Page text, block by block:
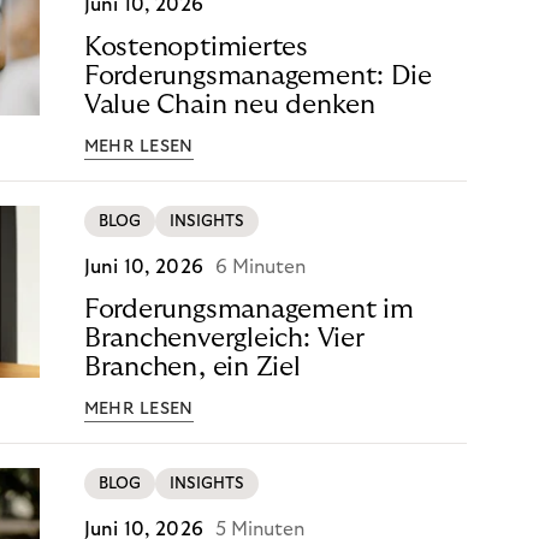
Juni 10, 2026
Kostenoptimiertes
Forderungsmanagement: Die
Value Chain neu denken
MEHR LESEN
BLOG INSIGHTS
Juni 10, 2026 6 Minuten
Forderungsmanagement im
Branchenvergleich: Vier
Branchen, ein Ziel
MEHR LESEN
BLOG INSIGHTS
Juni 10, 2026 5 Minuten